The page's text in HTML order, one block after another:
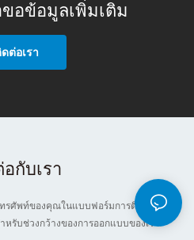
ขอข้อมูลเพิ่มเติม
ต่อเรา
กับเรา
ทรศัพท์ของคุณในแบบฟอร์มการติดต่อเพื่อให้
หรับช่วงกว้างของการออกแบบของเรา!